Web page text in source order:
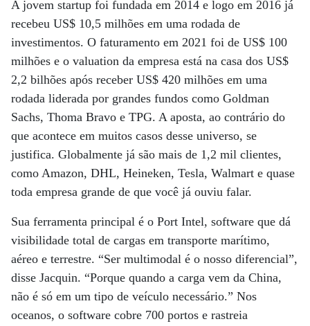
A jovem startup foi fundada em 2014 e logo em 2016 já
recebeu US$ 10,5 milhões em uma rodada de
investimentos. O faturamento em 2021 foi de US$ 100
milhões e o valuation da empresa está na casa dos US$
2,2 bilhões após receber US$ 420 milhões em uma
rodada liderada por grandes fundos como Goldman
Sachs, Thoma Bravo e TPG. A aposta, ao contrário do
que acontece em muitos casos desse universo, se
justifica. Globalmente já são mais de 1,2 mil clientes,
como Amazon, DHL, Heineken, Tesla, Walmart e quase
toda empresa grande de que você já ouviu falar.
Sua ferramenta principal é o Port Intel, software que dá
visibilidade total de cargas em transporte marítimo,
aéreo e terrestre. “Ser multimodal é o nosso diferencial”,
disse Jacquin. “Porque quando a carga vem da China,
não é só em um tipo de veículo necessário.” Nos
oceanos, o software cobre 700 portos e rastreia